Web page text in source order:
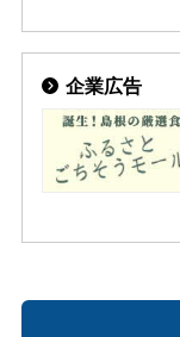
企業広告